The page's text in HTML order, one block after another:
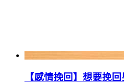
【感情挽回】想要挽